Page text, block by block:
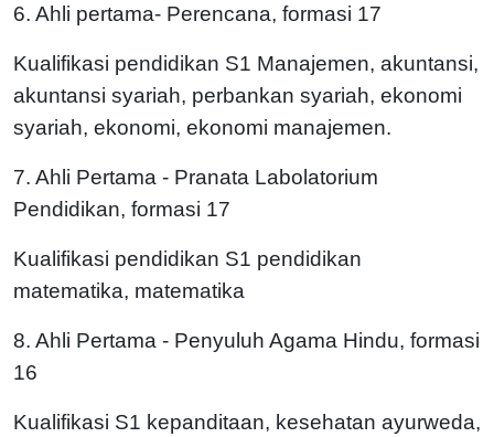
6. Ahli pertama- Perencana, formasi 17
Kualifikasi pendidikan S1 Manajemen, akuntansi,
akuntansi syariah, perbankan syariah, ekonomi
syariah, ekonomi, ekonomi manajemen.
7. Ahli Pertama - Pranata Labolatorium
Pendidikan, formasi 17
Kualifikasi pendidikan S1 pendidikan
matematika, matematika
8. Ahli Pertama - Penyuluh Agama Hindu, formasi
16
Kualifikasi S1 kepanditaan, kesehatan ayurweda,